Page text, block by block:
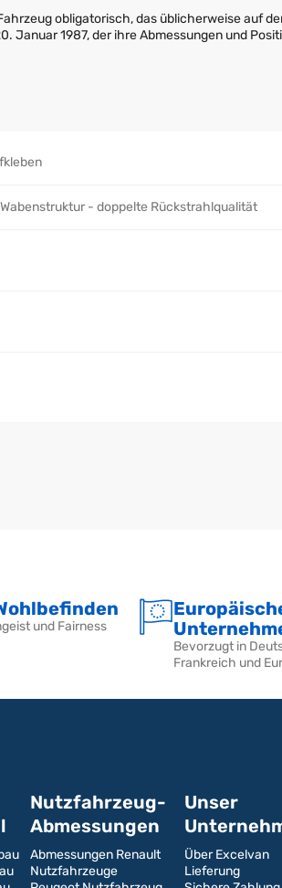
obligatorisch, das üblicherweise auf
Januar 1987, der ihre Abmessungen und
- doppelte Rückstrahlqualität
und Fairness
Bevorzugt in
Frankreich und
Nutzfahrzeug-
Abmessungen
Abmessungen Renault
Nutzfahrzeuge
Unser
Über Excelvan
Lieferung